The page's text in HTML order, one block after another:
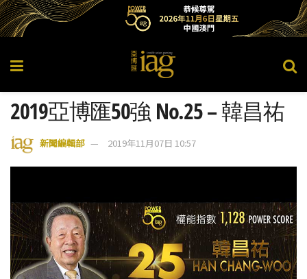
2019亞博匯50強 No.25 – 韓昌祐
新聞編輯部 2019年11月07日 10:57